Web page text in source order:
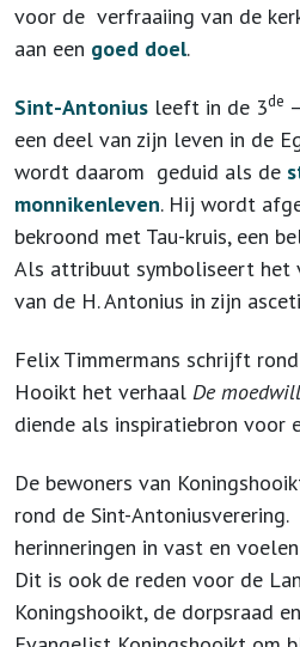
voor de verfraaiing van de
aan een goed doel.
Sint-Antonius leeft in de 3de
een deel van zijn leven in de
wordt daarom geduid als de
monnikenleven. Hij wordt
bekroond met Tau-kruis, een
Als attribuut symboliseert het
van de H. Antonius in zijn
Felix Timmermans schrijft
Hooikt het verhaal De
diende als inspiratiebron voor
De bewoners van
rond de Sint-Antoniusverering.
herinneringen in vast en
Dit is ook de reden voor de
Koningshooikt, de dorpsraad